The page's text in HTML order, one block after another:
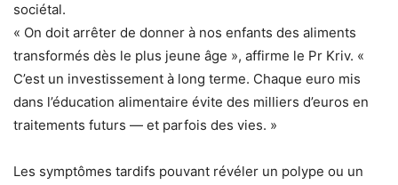
sociétal.
« On doit arrêter de donner à nos enfants des aliments
transformés dès le plus jeune âge », affirme le Pr Kriv. «
C’est un investissement à long terme. Chaque euro mis
dans l’éducation alimentaire évite des milliers d’euros en
traitements futurs — et parfois des vies. »
Les symptômes tardifs pouvant révéler un polype ou un